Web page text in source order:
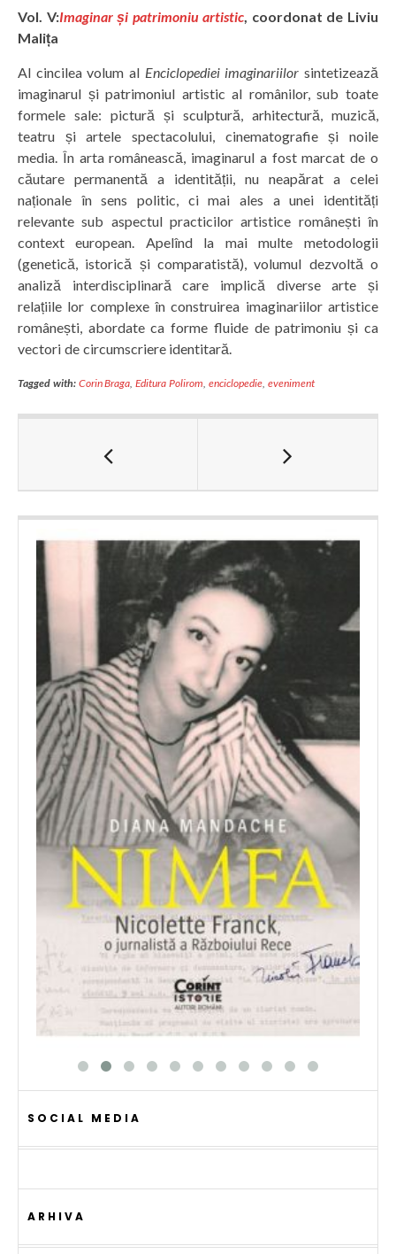
Vol. V:Imaginar și patrimoniu artistic, coordonat de Liviu
Malița
Al cincilea volum al Enciclopediei imaginariilor sintetizează
imaginarul și patrimoniul artistic al românilor, sub toate
formele sale: pictură și sculptură, arhitectură, muzică,
teatru și artele spectacolului, cinematografie și noile
media. În arta românească, imaginarul a fost marcat de o
căutare permanentă a identității, nu neapărat a celei
naționale în sens politic, ci mai ales a unei identități
relevante sub aspectul practicilor artistice românești în
context european. Apelînd la mai multe metodologii
(genetică, istorică și comparatistă), volumul dezvoltă o
analiză interdisciplinară care implică diverse arte și
relațiile lor complexe în construirea imaginariilor artistice
românești, abordate ca forme fluide de patrimoniu și ca
vectori de circumscriere identitară.
Tagged with: Corin Braga,Editura Polirom, enciclopedie, eveniment
SOCIAL MEDIA
ARHIVA